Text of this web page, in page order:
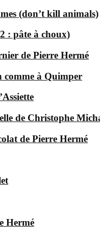
(don’t kill animals)
: pâte à choux)
de Pierre Hermé
comme à Quimper
de Christophe
de Pierre Hermé
Hermé